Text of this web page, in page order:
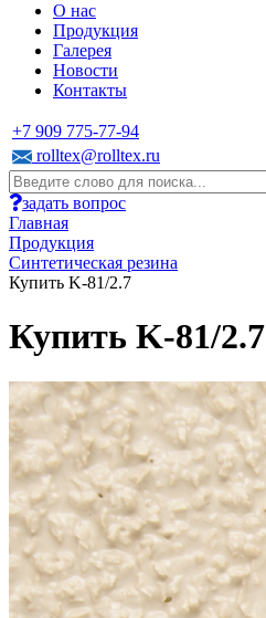
О нас
Продукция
Галерея
Новости
Контакты
+7 909 775-77-94
rolltex@rolltex.ru
задать вопрос
Главная
Продукция
Синтетическая резина
Купить K-81/2.7
Купить K-81/2.7